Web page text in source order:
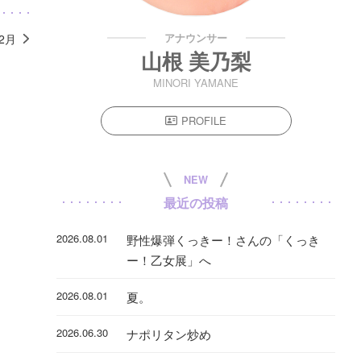
月 アナウンサー
山根 美乃梨
MINORI YAMANE
PROFILE
NEW
最近の投稿
2026.08.01
野性爆弾くっきー！さんの「くっき
ー！乙女展」へ
2026.08.01 夏。
2026.06.30 ナポリタン炒め